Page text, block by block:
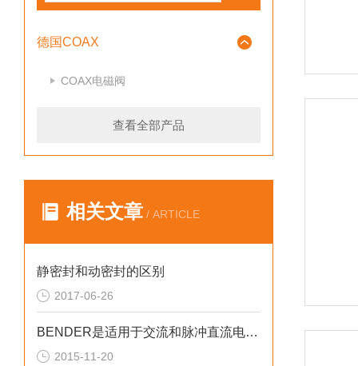
德国COAX
COAX电磁阀
查看全部产品
相关文章 / ARTICLE
静密封和动密封的区别
2017-06-26
BENDER是适用于交流和脉冲直流电源的剩余电流监控器
2015-11-20